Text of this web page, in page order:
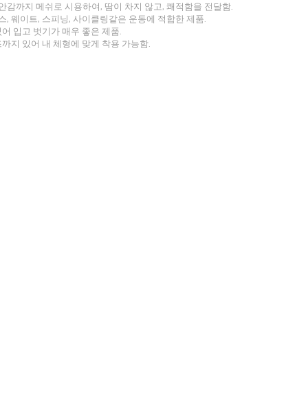
감까지 메쉬로 시용하여, 땀이 차지 않고, 쾌적함을 전달함.
, 웨이트, 스피닝, 사이클링같은 운동에 적합한 제품.
입고 벗기가 매우 좋은 제품.
지 있어 내 체형에 맞게 착용 가능함.